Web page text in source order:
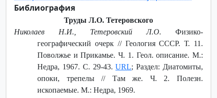
Библиография
Труды Л.О. Тетеровского
Николаев Н.И., Тетеровский Л.О. Физико-
географический очерк // Геология СССР. Т. 11.
Поволжье и Прикамье. Ч. 1. Геол. описание. М.:
Недра, 1967. С. 29-43.URL; Раздел: Диатомиты,
опоки, трепелы // Там же. Ч. 2. Полезн.
ископаемые. М.: Недра, 1969.